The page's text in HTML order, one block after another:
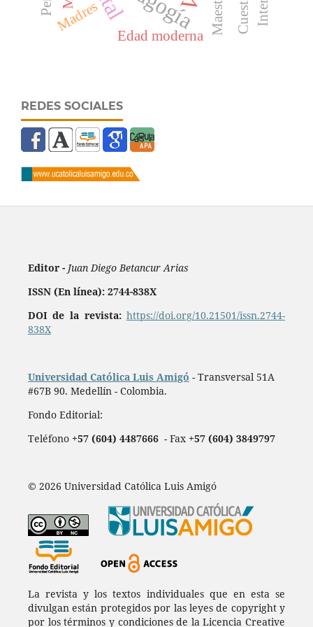
Madres
Edad moderna Maestro
REDES SOCIALES
Editor - Juan Diego Betancur Arias
ISSN (En línea): 2744-838X
DOI de la revista:https://doi.org/10.21501/issn.2744-
838X
Universidad Católica Luis Amigó - Transversal 51A
#67B 90. Medellín - Colombia.
Fondo Editorial:
Teléfono +57 (604) 4487666- Fax +57 (604) 3849797
© 2026 Universidad Católica Luis Amigó
La revista y los textos individuales que en esta se
divulgan están protegidos por las leyes de copyright y
por los términos y condiciones de la Licencia Creative